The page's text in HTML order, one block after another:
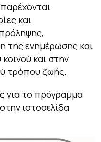
και
της ενημέρωσης και
και στην
τρόπου ζωής.
για το πρόγραμμα
ιστοσελίδα